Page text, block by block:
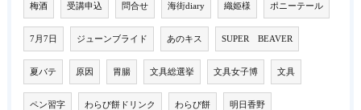
梅酒 受講申込 問合せ 海街diary 織姫様 ポニーテール
7月7日 ジューンブライド あのキス SUPER BEAVER
夏バテ 原因 胃腸 文具総選挙 文具女子博 文具
ペン習字 わらび餅ドリンク わらび餅 明日香野